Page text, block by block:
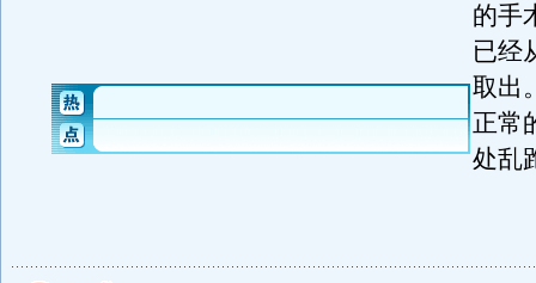
的手
已经
取出
正常
处乱